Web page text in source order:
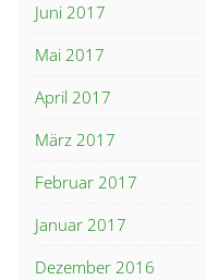
Juni 2017
Mai 2017
April 2017
März 2017
Februar 2017
Januar 2017
Dezember 2016